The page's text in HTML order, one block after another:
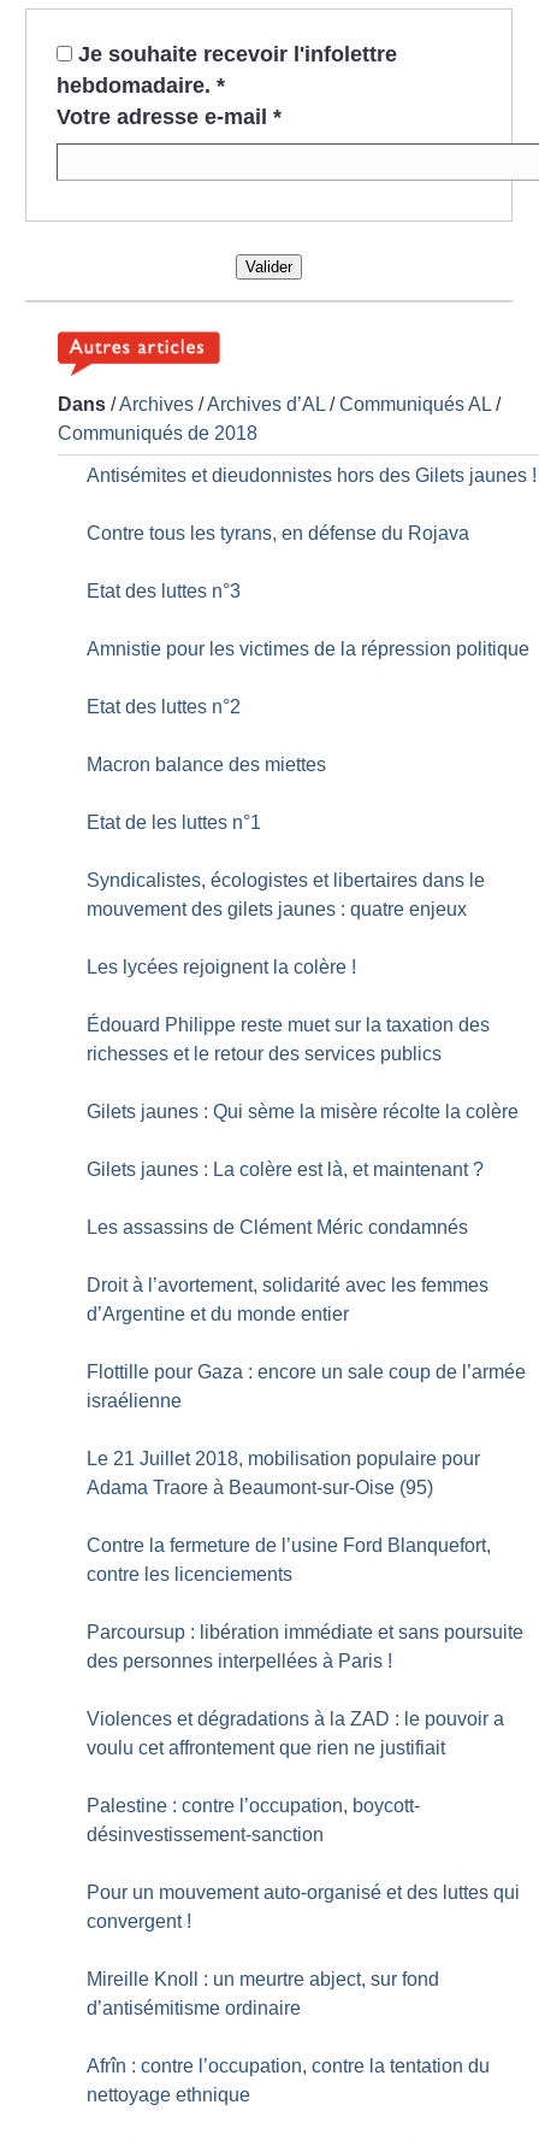
Je souhaite recevoir l'infolettre
hebdomadaire. *
Votre adresse e-mail *
Valider
Dans /Archives /Archives d’AL /Communiqués AL /
Communiqués de 2018
Antisémites et dieudonnistes hors des Gilets jaunes !
Contre tous les tyrans, en défense du Rojava
Etat des luttes n°3
Amnistie pour les victimes de la répression politique
Etat des luttes n°2
Macron balance des miettes
Etat de les luttes n°1
Syndicalistes, écologistes et libertaires dans le
mouvement des gilets jaunes : quatre enjeux
Les lycées rejoignent la colère !
Édouard Philippe reste muet sur la taxation des
richesses et le retour des services publics
Gilets jaunes : Qui sème la misère récolte la colère
Gilets jaunes : La colère est là, et maintenant ?
Les assassins de Clément Méric condamnés
Droit à l’avortement, solidarité avec les femmes
d’Argentine et du monde entier
Flottille pour Gaza : encore un sale coup de l’armée
israélienne
Le 21 Juillet 2018, mobilisation populaire pour
Adama Traore à Beaumont-sur-Oise (95)
Contre la fermeture de l’usine Ford Blanquefort,
contre les licenciements
Parcoursup : libération immédiate et sans poursuite
des personnes interpellées à Paris !
Violences et dégradations à la ZAD : le pouvoir a
voulu cet affrontement que rien ne justifiait
Palestine : contre l’occupation, boycott-
désinvestissement-sanction
Pour un mouvement auto-organisé et des luttes qui
convergent !
Mireille Knoll : un meurtre abject, sur fond
d’antisémitisme ordinaire
Afrîn : contre l’occupation, contre la tentation du
nettoyage ethnique